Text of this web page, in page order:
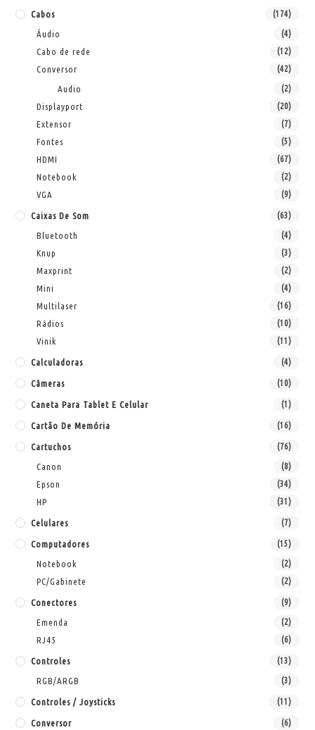
Cabos (174)
Áudio (4)
Cabo de rede (12)
Conversor (42)
Audio (2)
Displayport (20)
Extensor (7)
Fontes (5)
HDMI (67)
Notebook (2)
VGA (9)
Caixas De Som (63)
Bluetooth (4)
Knup (3)
Maxprint (2)
Mini (4)
Multilaser (16)
Rádios (10)
Vinik (11)
Calculadoras (4)
Câmeras (10)
Caneta Para Tablet E Celular (1)
Cartão De Memória (16)
Cartuchos (76)
Canon (8)
Epson (34)
HP (31)
Celulares (7)
Computadores (15)
Notebook (2)
PC/Gabinete (2)
Conectores (9)
Emenda (2)
RJ45 (6)
Controles (13)
RGB/ARGB (3)
Controles / Joysticks (11)
Conversor (6)